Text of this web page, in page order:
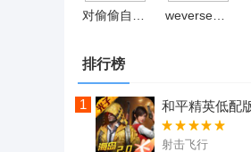
排行榜
1 和平精英低配
射击飞行